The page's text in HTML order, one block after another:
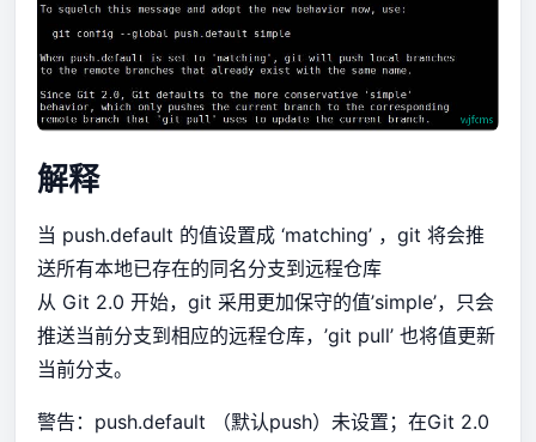
解释
当 push.default 的值设置成 ‘matching’ ，git 将会推
送所有本地已存在的同名分支到远程仓库
从 Git 2.0 开始，git 采用更加保守的值’simple’，只会
推送当前分支到相应的远程仓库，’git pull’ 也将值更新
当前分支。
警告：push.default （默认push）未设置；在Git 2.0